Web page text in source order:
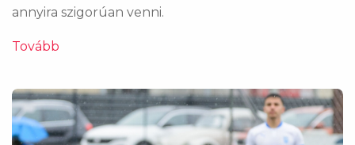
annyira szigorúan venni.
Tovább